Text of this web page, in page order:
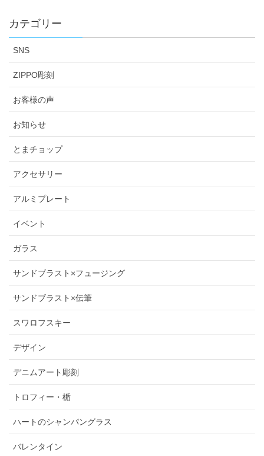
カテゴリー
SNS
ZIPPO彫刻
お客様の声
お知らせ
とまチョップ
アクセサリー
アルミプレート
イベント
ガラス
サンドブラスト×フュージング
サンドブラスト×伝筆
スワロフスキー
デザイン
デニムアート彫刻
トロフィー・楯
ハートのシャンパングラス
バレンタイン